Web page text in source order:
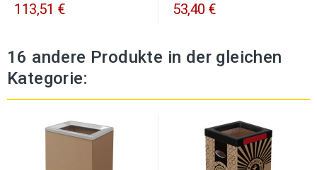
113,51 € 53,40 €
16 andere Produkte in der gleichen
Kategorie: